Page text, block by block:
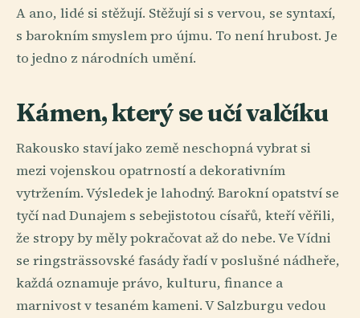
A ano, lidé si stěžují. Stěžují si s vervou, se syntaxí,
s barokním smyslem pro újmu. To není hrubost. Je
to jedno z národních umění.
Kámen, který se učí valčíku
Rakousko staví jako země neschopná vybrat si
mezi vojenskou opatrností a dekorativním
vytržením. Výsledek je lahodný. Barokní opatství se
tyčí nad Dunajem s sebejistotou císařů, kteří věřili,
že stropy by měly pokračovat až do nebe. Ve Vídni
se ringsträssovské fasády řadí v poslušné nádheře,
každá oznamuje právo, kulturu, finance a
marnivost v tesaném kameni. V Salzburgu vedou